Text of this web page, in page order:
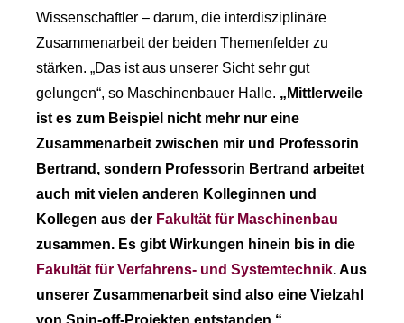
Wissenschaftler – darum, die interdisziplinäre
Zusammenarbeit der beiden Themenfelder zu
stärken. „Das ist aus unserer Sicht sehr gut
gelungen“, so Maschinenbauer Halle. „Mittlerweile
ist es zum Beispiel nicht mehr nur eine
Zusammenarbeit zwischen mir und Professorin
Bertrand, sondern Professorin Bertrand arbeitet
auch mit vielen anderen Kolleginnen und
Kollegen aus der Fakultät für Maschinenbau
zusammen. Es gibt Wirkungen hinein bis in die
Fakultät für Verfahrens- und Systemtechnik. Aus
unserer Zusammenarbeit sind also eine Vielzahl
von Spin-off-Projekten entstanden.“